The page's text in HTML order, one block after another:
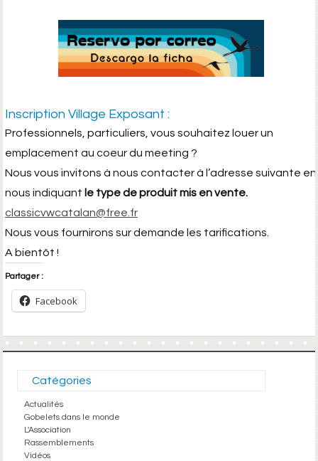
Inscription Village Exposant :
Professionnels, particuliers, vous souhaitez louer un
emplacement au coeur du meeting ?
Nous vous invitons à nous contacter à l’adresse suivante en
nous indiquant le type de produit mis en vente.
classicvwcatalan@free.fr
Nous vous fournirons sur demande les tarifications.
A bientôt !
Partager :
Facebook
Catégories
Actualités
Gobelets dans le monde
L'Association
Rassemblements
Vidéos